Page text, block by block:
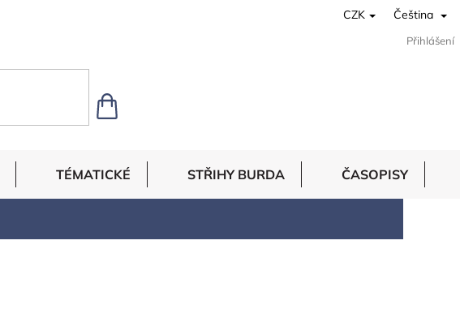
CZK Čeština
Přihlášení
NÁKUPNÍ
KOŠÍK
TÉMATICKÉ STŘIHY BURDA ČASOPISY